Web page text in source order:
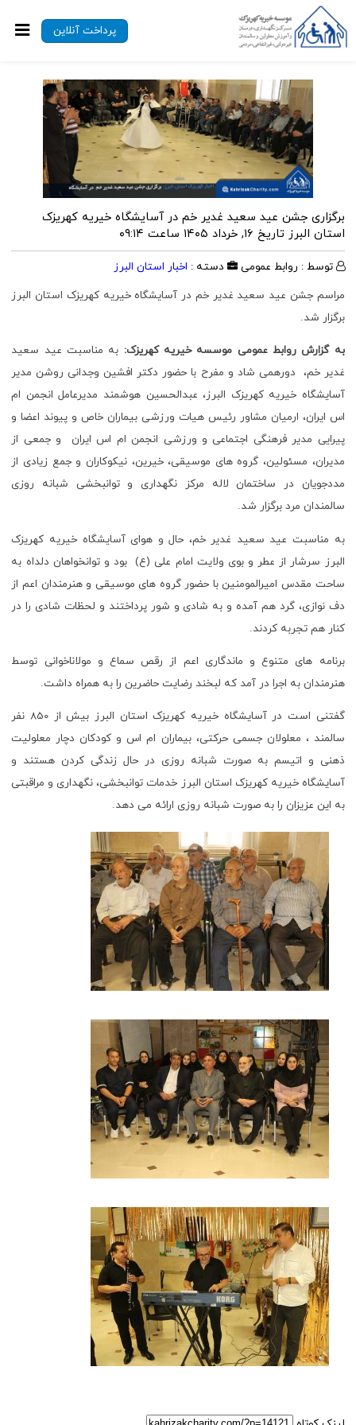
پرداخت آنلاین
برگزاری جشن عید سعید غدیر خم در آسایشگاه خیریه کهریزک
استان البرزتاریخ ۱۶, خرداد ۱۴۰۵ ساعت ۰۹:۱۴
توسط : روابط عمومی دسته : اخبار استان البرز
مراسم جشن عید سعید غدیر خم در آسایشگاه خیریه کهریزک استان البرز
برگزار شد.
به گزارش روابط عمومی موسسه خیریه کهریزک: به مناسبت عید سعید
غدیر خم، دورهمی شاد و مفرح با حضور دکتر افشین وجدانی روشن مدیر
آسایشگاه خیریه کهریزک البرز، عبدالحسین هوشمند مدیرعامل انجمن ام
اس ایران، ارمیان مشاور رئیس هیات ورزشی بیماران خاص و پیوند اعضا و
پیرایی مدیر فرهنگی اجتماعی و ورزشی انجمن ام اس ایران و جمعی از
مدیران، مسئولین، گروه های موسیقی، خیرین، نیکوکاران و جمع زیادی از
مددجویان در ساختمان لاله مرکز نگهداری و توانبخشی شبانه روزی
سالمندان مرد برگزار شد.
به مناسبت عید سعید غدیر خم، حال و هوای آسایشگاه خیریه کهریزک
البرز سرشار از عطر و بوی ولایت امام علی (ع) بود و توانخواهان دلداه به
ساحت مقدس امیرالمومنین با حضور گروه های موسیقی و هنرمندان اعم از
دف نوازی، گرد هم آمده و به شادی و شور پرداختند و لحظات شادی را در
کنار هم تجربه کردند.
برنامه های متنوع و ماندگاری اعم از رقص سماع و مولاناخوانی توسط
هنرمندان به اجرا در آمد که لبخند رضایت حاضرین را به همراه داشت.
گفتنی است در آسایشگاه خیریه کهریزک استان البرز بیش از 850 نفر
سالمند ، معلولان جسمی حرکتی، بیماران ام اس و کودکان دچار معلولیت
ذهنی و اتیسم به صورت شبانه روزی در حال زندگی کردن هستند و
آسایشگاه خیریه کهریزک استان البرز خدمات توانبخشی، نگهداری و مراقبتی
به این عزیزان را به صورت شبانه روزی ارائه می دهد.